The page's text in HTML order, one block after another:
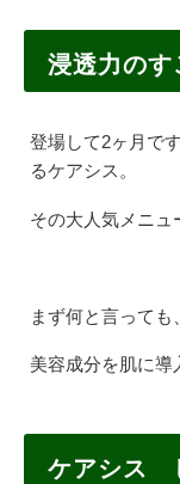
浸透力のす
登場して2ヶ月で
るケアシス。
その大人気メニュ
まず何と言っても
美容成分を肌に導
ケアシス